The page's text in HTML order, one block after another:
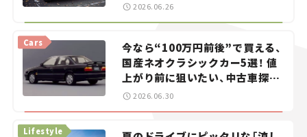
2026.06.26
今なら“100万円前後”で買える、
国産ネオクラシックカー5選！ 値
上がり前に狙いたい、中古車探し
をお手伝い――ちょっとイケてるマ
Cars
2026.06.30
Lifestyle